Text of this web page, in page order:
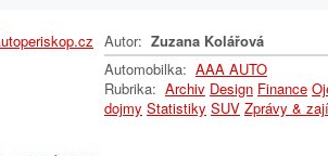
Autor: Zuzana Kolářová
Automobilka: AAA AUTO
Rubrika: Archiv Design Finance
dojmy Statistiky SUV Zprávy &